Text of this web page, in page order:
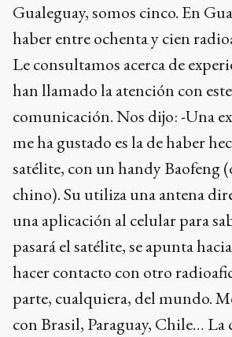
Gualeguay, somos cinco. En
haber entre ochenta y cien
Le consultamos acerca de
han llamado la atención con
comunicación. Nos dijo: -Una
me ha gustado es la de haber
satélite, con un handy Baofeng
chino). Su utiliza una antena
una aplicación al celular para
pasará el satélite, se apunta
hacer contacto con otro
parte, cualquiera, del mundo.
con Brasil, Paraguay, Chile…